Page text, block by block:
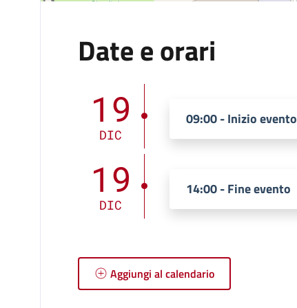
Date e orari
19
DIC
09:00 - Inizio evento
19
DIC
14:00 - Fine evento
Aggiungi al calendario